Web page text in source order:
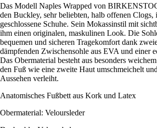
Das Modell Naples Wrapped von
den Buckley, sehr beliebten, halb offenen Clogs,
geschlossene Schuhe. Sein Mokassinstil mit
ihm einen originalen, maskulinen Look. Die
bequemen und sicheren Tragekomfort dank
dämpfenden Zwischensohle aus EVA und einer
Das Obermaterial besteht aus besonders
den Fuß wie eine zweite Haut umschmeichelt
Aussehen verleiht.
Anatomisches Fußbett aus Kork und Latex
Obermaterial: Veloursleder